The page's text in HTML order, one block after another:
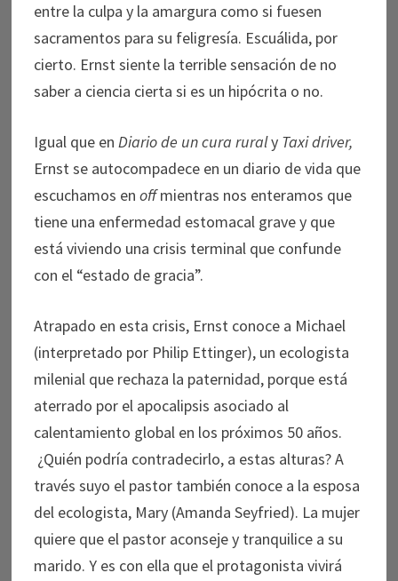
entre la culpa y la amargura como si fuesen
sacramentos para su feligresía. Escuálida, por
cierto. Ernst siente la terrible sensación de no
saber a ciencia cierta si es un hipócrita o no.
Igual que en Diario de un cura ruralyTaxi driver,
Ernst se autocompadece en un diario de vida que
escuchamos en offmientras nos enteramos que
tiene una enfermedad estomacal grave y que
está viviendo una crisis terminal que confunde
con el “estado de gracia”.
Atrapado en esta crisis, Ernst conoce a Michael
(interpretado por Philip Ettinger), un ecologista
milenial que rechaza la paternidad, porque está
aterrado por el apocalipsis asociado al
calentamiento global en los próximos 50 años.
¿Quién podría contradecirlo, a estas alturas? A
través suyo el pastor también conoce a la esposa
del ecologista, Mary (Amanda Seyfried). La mujer
quiere que el pastor aconseje y tranquilice a su
marido. Y es con ella que el protagonista vivirá